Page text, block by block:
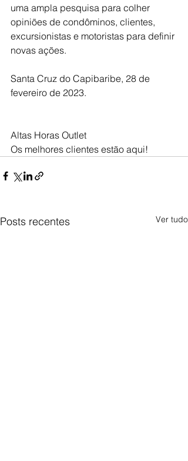
uma ampla pesquisa para colher
opiniões de condôminos, clientes,
excursionistas e motoristas para definir
novas ações.
Santa Cruz do Capibaribe, 28 de
fevereiro de 2023.
Altas Horas Outlet
Os melhores clientes estão aqui!
Posts recentes Ver tudo